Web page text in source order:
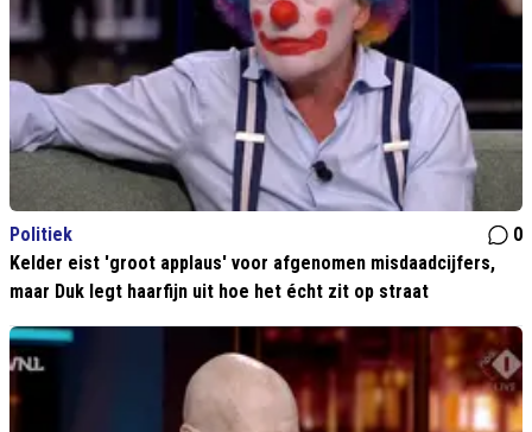
Politiek
0
Kelder eist 'groot applaus' voor afgenomen misdaadcijfers,
maar Duk legt haarfijn uit hoe het écht zit op straat